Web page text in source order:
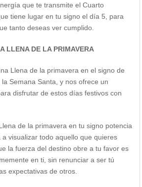
que te transmite el Cuarto
tiene lugar en tu signo el día 5, para
tanto deseas ver cumplido.
LLENA DE LA PRIMAVERA
Llena de la primavera en el signo de
Semana Santa, y nos ofrece un
disfrutar de estos días festivos con
de la primavera en tu signo potencia
visualizar todo aquello que quieres
la fuerza del destino obre a tu favor es
en ti, sin renunciar a ser tú
expectativas de otros.